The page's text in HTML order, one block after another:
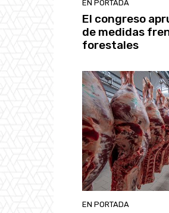
EN PORTADA
El congreso
de medidas
forestales
EN PORTADA